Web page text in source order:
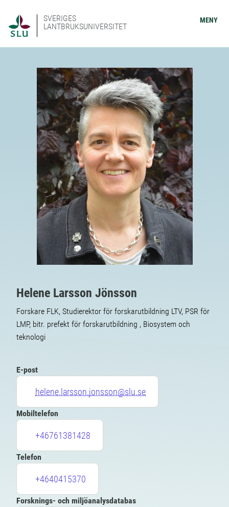
SVERIGES
LANTBRUKSUNIVERSITET
MENY
Helene Larsson Jönsson
Forskare FLK, Studierektor för forskarutbildning LTV, PSR för
LMP, bitr. prefekt för forskarutbildning , Biosystem och
teknologi
E-post
helene.larsson.jonsson@slu.se
Mobiltelefon
+46761381428
Telefon
+4640415370
Forsknings- och miljöanalysdatabas